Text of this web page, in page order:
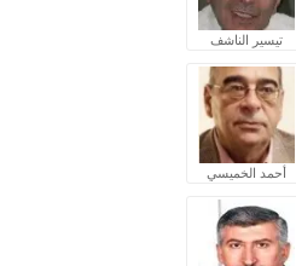
تيسير الناشف
أحمد الخميسي